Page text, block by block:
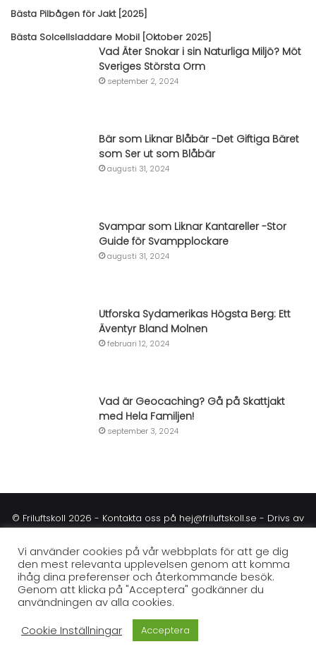
Bästa Pilbågen för Jakt [2025]
Bästa Solcellsladdare Mobil [Oktober 2025]
Vad Äter Snokar i sin Naturliga Miljö? Möt
Sveriges Största Orm
september 2, 2024
Bär som Liknar Blåbär -Det Giftiga Bäret
som Ser ut som Blåbär
augusti 31, 2024
Svampar som Liknar Kantareller -Stor
Guide för Svampplockare
augusti 31, 2024
Utforska Sydamerikas Högsta Berg: Ett
Äventyr Bland Molnen
februari 12, 2024
Vad är Geocaching? Gå på Skattjakt
med Hela Familjen!
september 3, 2024
© Friluftskoll 2026 - Kontakta oss på hej@friluftskoll.se - Drivs av
Om Friluftskoll Kontakta Oss Annonsera
Integritetspolicy
Användarvillkor Redaktionella Riktlinjer
Test & Granskningsprocess
Vi använder cookies på vår webbplats för att ge dig
den mest relevanta upplevelsen genom att komma
ihåg dina preferenser och återkommande besök.
Genom att klicka på "Acceptera" godkänner du
användningen av alla cookies.
Cookie Inställningar
Acceptera